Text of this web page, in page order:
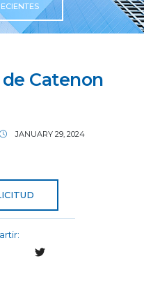
Catenon
JANUARY 29, 2024